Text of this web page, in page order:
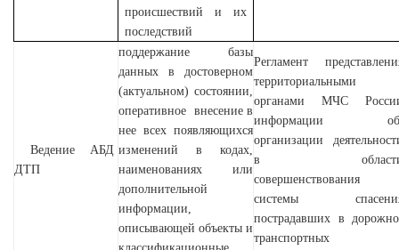
происшествий и их
последствий
Ведение АБД
ДТП
поддержание базы
данных в достоверном
(актуальном) состоянии,
оперативное внесение в
нее всех появляющихся
изменений в кодах,
наименованиях или
дополнительной
информации,
описывающей объекты и
Регламент
территориальными
органами МЧС
информации
организации
в
совершенствования
системы
пострадавших в
транспортных